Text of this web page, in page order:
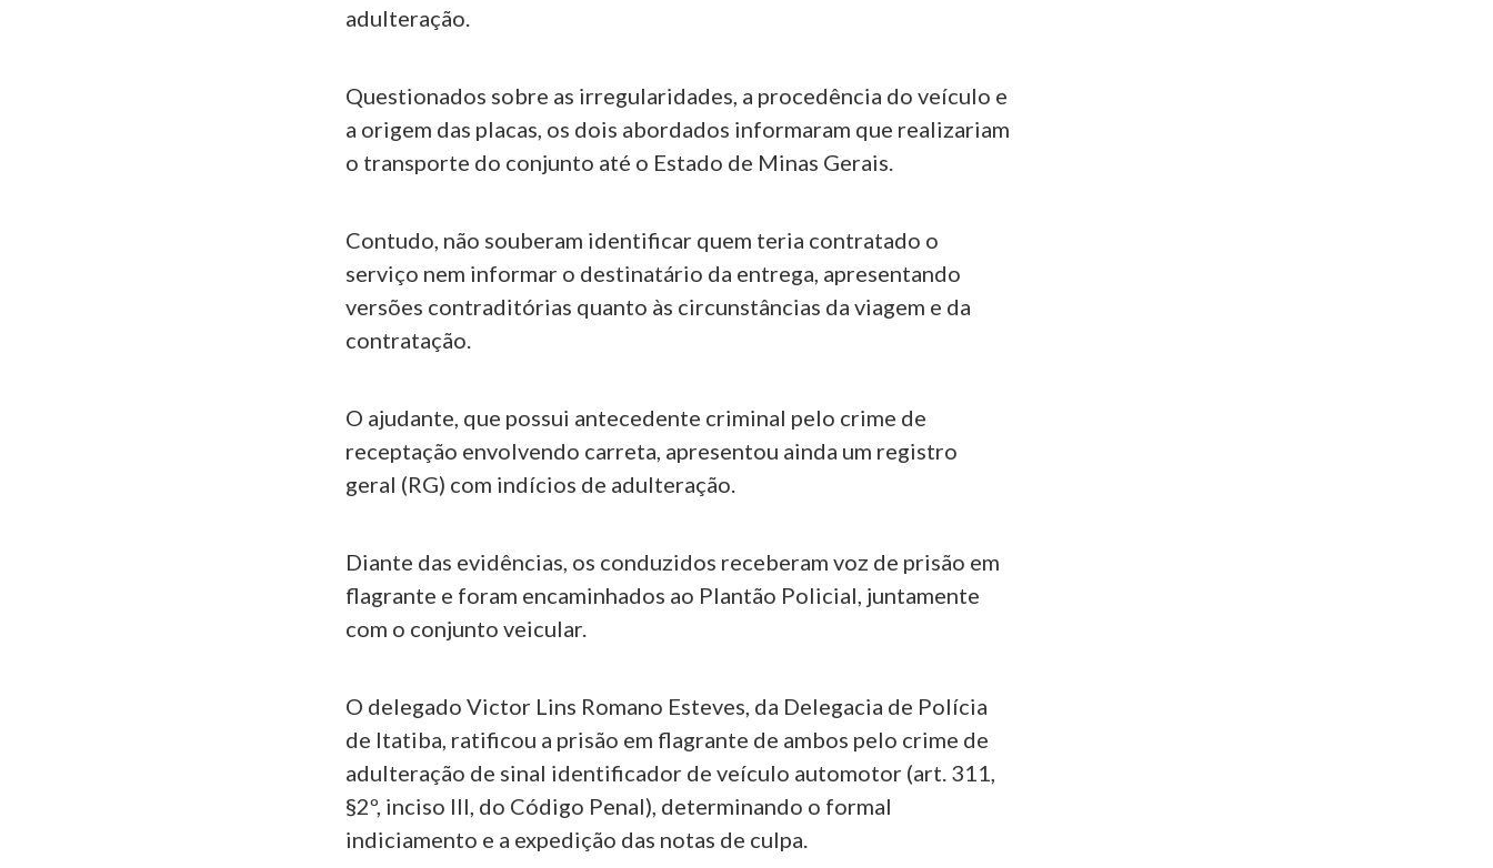
adulteração.
Questionados sobre as irregularidades, a procedência do veículo e
a origem das placas, os dois abordados informaram que realizariam
o transporte do conjunto até o Estado de Minas Gerais.
Contudo, não souberam identificar quem teria contratado o
serviço nem informar o destinatário da entrega, apresentando
versões contraditórias quanto às circunstâncias da viagem e da
contratação.
O ajudante, que possui antecedente criminal pelo crime de
receptação envolvendo carreta, apresentou ainda um registro
geral (RG) com indícios de adulteração.
Diante das evidências, os conduzidos receberam voz de prisão em
flagrante e foram encaminhados ao Plantão Policial, juntamente
com o conjunto veicular.
O delegado Victor Lins Romano Esteves, da Delegacia de Polícia
de Itatiba, ratificou a prisão em flagrante de ambos pelo crime de
adulteração de sinal identificador de veículo automotor (art. 311,
§2º, inciso III, do Código Penal), determinando o formal
indiciamento e a expedição das notas de culpa.